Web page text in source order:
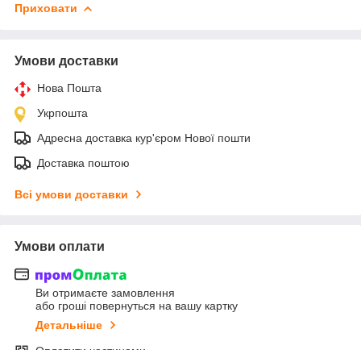
Приховати
Умови доставки
Нова Пошта
Укрпошта
Адресна доставка кур'єром Нової пошти
Доставка поштою
Всі умови доставки
Умови оплати
Ви отримаєте замовлення
або гроші повернуться на вашу картку
Детальніше